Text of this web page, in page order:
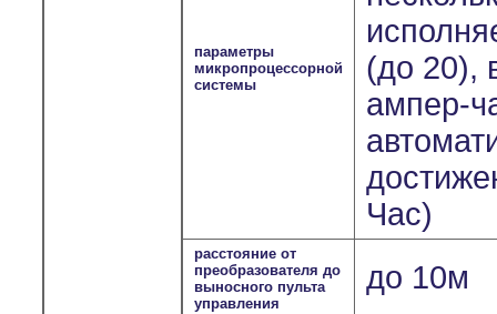
параметры
микропроцессорной
системы
(до 20),
ампер-
Час)
расстояние от
преобразователя до
выносного пульта
управления
до 10м